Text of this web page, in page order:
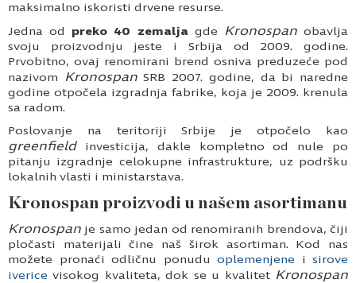
maksimalno iskoristi drvene resurse.
Jedna od preko 40 zemaljagde Kronospanobavlja
svoju proizvodnju jeste i Srbija od 2009. godine.
Prvobitno, ovaj renomirani brend osniva preduzeće pod
nazivom
KronospanSRB 2007. godine, da bi naredne
godine otpočela izgradnja fabrike, koja je 2009. krenula
sa radom.
Poslovanje na teritoriji Srbije je otpočelo kao
greenfieldinvesticija, dakle kompletno od nule po
pitanju izgradnje celokupne infrastrukture, uz podršku
lokalnih vlasti i ministarstava.
Kronospan proizvodi u našem asortimanu
Kronospan je samo jedan od renomiranih brendova, čiji
pločasti materijali čine naš širok asortiman. Kod nas
možete pronaći odličnu ponudu oplemenjene i sirove
iverice visokog kvaliteta, dok se u kvalitet Kronospan